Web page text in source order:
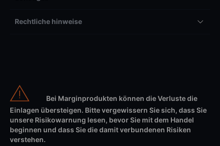
Rechtliche hinweise
Bei Marginprodukten können die Verluste die
Einlagen übersteigen. Bitte vergewissern Sie sich, dass Sie
unsere Risikowarnung lesen, bevor Sie mit dem Handel
beginnen und dass Sie die damit verbundenen Risiken
verstehen.